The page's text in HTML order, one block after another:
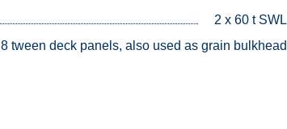
2 x 60 t SWL
8 tween deck panels, also used as grain bulkhead